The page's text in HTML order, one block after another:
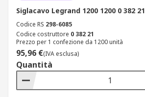
Siglacavo Legrand 1200 1200 0 382 21
Codice RS 298-6085
Codice costruttore 0 382 21
Prezzo per 1 confezione da 1200 unità
95,96 €(IVA esclusa)
Quantità